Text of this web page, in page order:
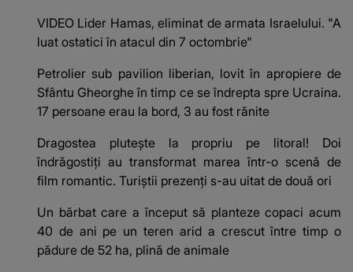
VIDEO Lider Hamas, eliminat de armata Israelului. "A
luat ostatici în atacul din 7 octombrie"
Petrolier sub pavilion liberian, lovit în apropiere de
Sfântu Gheorghe în timp ce se îndrepta spre Ucraina.
17 persoane erau la bord, 3 au fost rănite
Dragostea plutește la propriu pe litoral! Doi
îndrăgostiți au transformat marea într-o scenă de
film romantic. Turiștii prezenți s-au uitat de două ori
Un bărbat care a început să planteze copaci acum
40 de ani pe un teren arid a crescut între timp o
pădure de 52 ha, plină de animale